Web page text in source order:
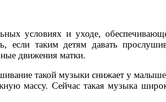
условиях и уходе,
если таким детям давать
движения матки.
такой музыки снижает у
массу. Сейчас такая музыка